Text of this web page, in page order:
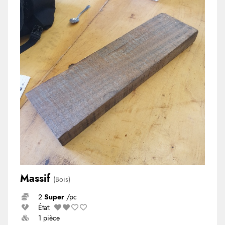
Massif (Bois)
2 Super /pc
État:
1 pièce